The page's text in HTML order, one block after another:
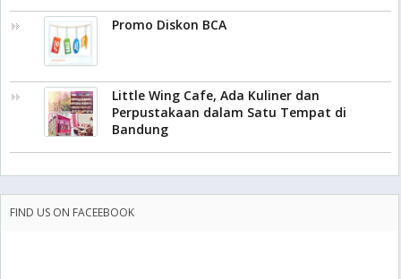
Promo Diskon BCA
Little Wing Cafe, Ada Kuliner dan
Perpustakaan dalam Satu Tempat di
Bandung
FIND US ON FACEEBOOK